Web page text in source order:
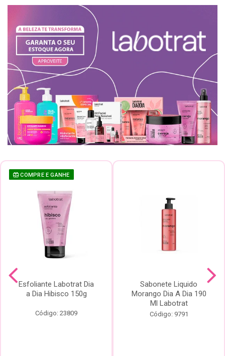
COMPRE E GANHE
Esfoliante Labotrat Dia
a Dia Hibisco 150g
Código: 23809
Sabonete Liquido
Morango Dia A Dia 190
Ml Labotrat
Código: 9791